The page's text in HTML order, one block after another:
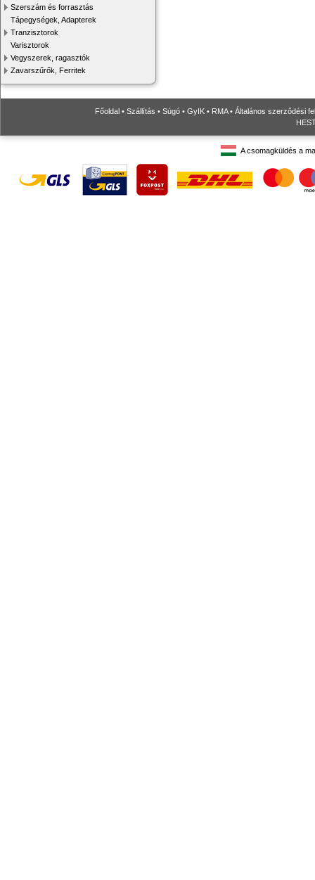
Szerszám és forrasztás
Tápegységek, Adapterek
Tranzisztorok
Varisztorok
Vegyszerek, ragasztók
Zavarszűrők, Ferritek
Főoldal • Szállítás • Súgó • GyIK • RMA• Általános szerződési
A csomagküldés a